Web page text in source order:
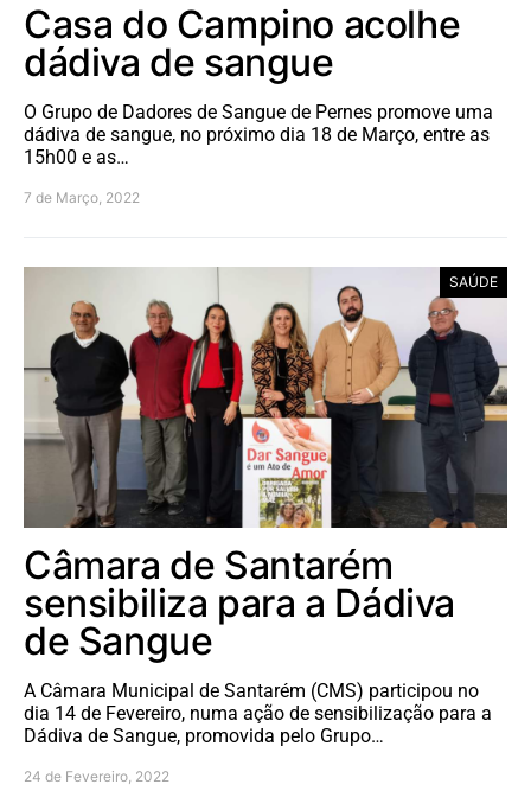
Casa do Campino acolhe
dádiva de sangue
O Grupo de Dadores de Sangue de Pernes promove uma
dádiva de sangue, no próximo dia 18 de Março, entre as
15h00 e as…
7 de Março, 2022
SAÚDE
Câmara de Santarém
sensibiliza para a Dádiva
de Sangue
A Câmara Municipal de Santarém (CMS) participou no
dia 14 de Fevereiro, numa ação de sensibilização para a
Dádiva de Sangue, promovida pelo Grupo…
24 de Fevereiro, 2022